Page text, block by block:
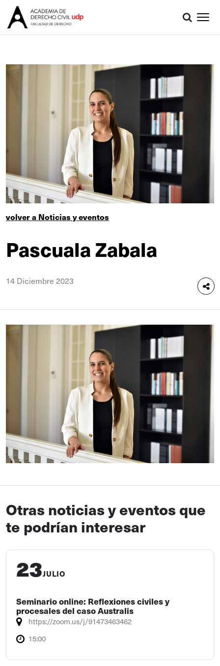
volver a Noticias y eventos
Pascuala Zabala
14 Diciembre 2023
Otras noticias y eventos que
te podrían interesar
23JULIO
Seminario online: Reflexiones civiles y
procesales del caso Australis
https://zoom.us/j/91473463462
15:00